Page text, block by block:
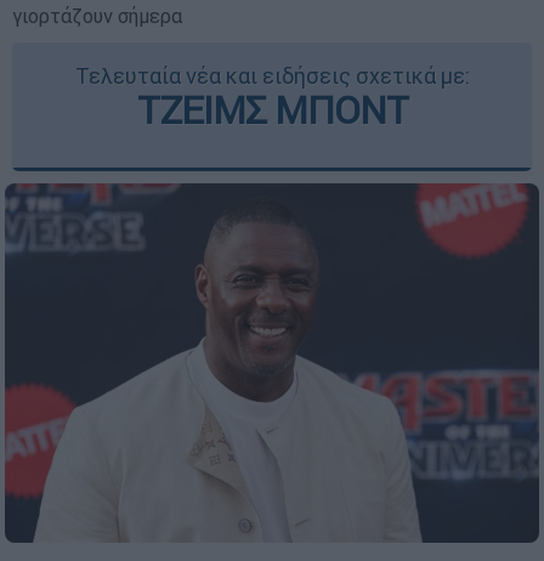
γιορτάζουν σήμερα
Τελευταία νέα και ειδήσεις σχετικά με:
ΤΖΕΙΜΣ ΜΠΟΝΤ